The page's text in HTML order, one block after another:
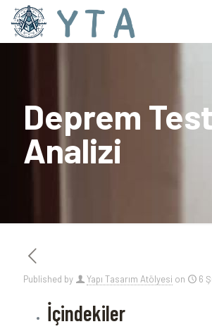
Deprem
Analizi
Published by Yapı Tasarım Atölyesi on 6
İçindekiler